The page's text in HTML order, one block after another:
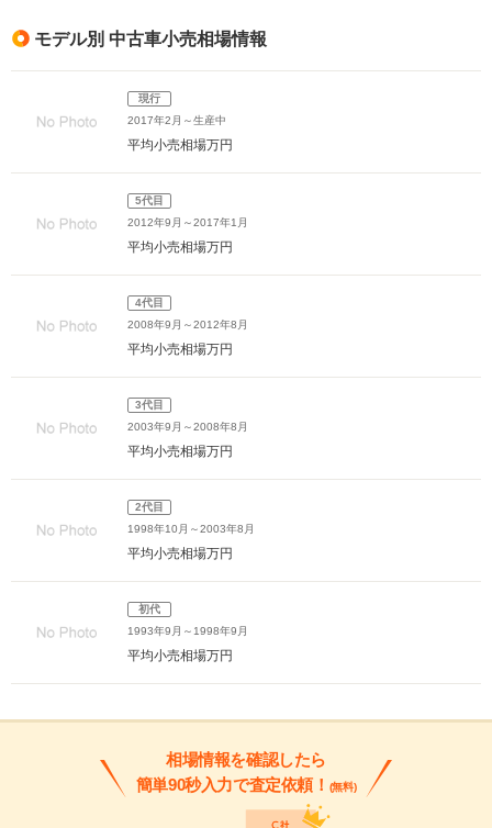
モデル別 中古車小売相場情報
現行
2017年2月～生産中
平均小売相場万円
5代目
2012年9月～2017年1月
平均小売相場万円
4代目
2008年9月～2012年8月
平均小売相場万円
3代目
2003年9月～2008年8月
平均小売相場万円
2代目
1998年10月～2003年8月
平均小売相場万円
初代
1993年9月～1998年9月
平均小売相場万円
相場情報を確認したら
簡単90秒入力で査定依頼！ (無料)